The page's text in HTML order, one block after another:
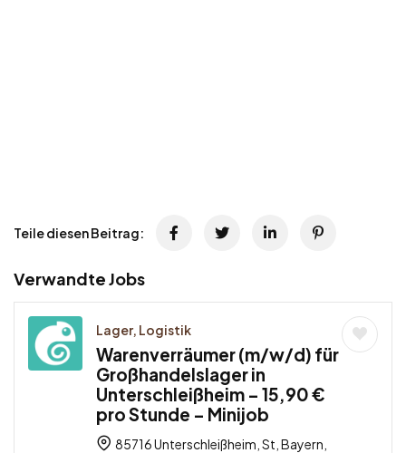
Teile diesen Beitrag:
Verwandte Jobs
Lager, Logistik
Warenverräumer (m/w/d) für
Großhandelslager in
Unterschleißheim – 15,90 €
pro Stunde – Minijob
85716 Unterschleißheim, St, Bayern,